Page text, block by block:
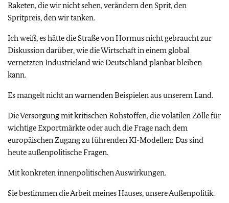
Raketen, die wir nicht sehen, verändern den Sprit, den
Spritpreis, den wir tanken.
Ich weiß, es hätte die Straße von Hormus nicht gebraucht zur
Diskussion darüber, wie die Wirtschaft in einem global
vernetzten Industrieland wie Deutschland planbar bleiben
kann.
Es mangelt nicht an warnenden Beispielen aus unserem Land.
Die Versorgung mit kritischen Rohstoffen, die volatilen Zölle für
wichtige Exportmärkte oder auch die Frage nach dem
europäischen Zugang zu führenden KI-Modellen: Das sind
heute außenpolitische Fragen.
Mit konkreten innenpolitischen Auswirkungen.
Sie bestimmen die Arbeit meines Hauses, unsere Außenpolitik.